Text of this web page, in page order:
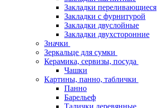
Закладки переливающиеся
Закладки с фурнитурой
Закладки двуслойные
Закладки двухсторонние
Значки
Зеркальце для сумки
Керамика, сервизы, посуда
Чашки
Картины, панно, таблички
Панно
Барельеф